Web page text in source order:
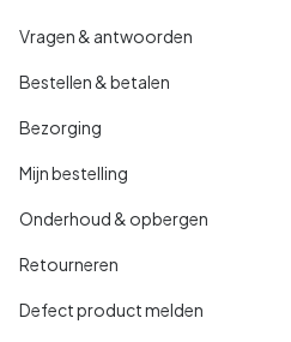
Vragen & antwoorden
Bestellen & betalen
Bezorging
Mijn bestelling
Onderhoud & opbergen
Retourneren
Defect product melden